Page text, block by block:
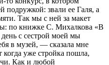
подружкой: звали ее Галя, а
Так мы с ней за макет
по книжке С. Михалкова «В
с сестрой моей мы
в музей, — сказала мне
уже стройка пошла,
Как и любой